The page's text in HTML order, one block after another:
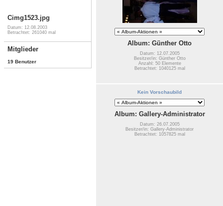
Cimg1523.jpg
Datum: 12.08.2003
Betrachtet: 261040 mal
Mitglieder
19 Benutzer
Album: Günther Otto
Datum: 12.07.2005
Besitzer/in: Günther Otto
Anzahl: 50 Elemente
Betrachtet: 1040125 mal
Kein Vorschaubild
Album: Gallery-Administrator
Datum: 26.07.2005
Besitzer/in: Gallery-Administrator
Betrachtet: 1057825 mal